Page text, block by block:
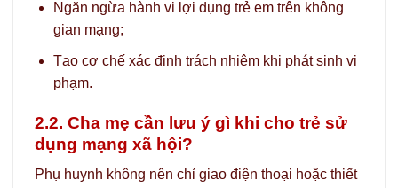
Ngăn ngừa hành vi lợi dụng trẻ em trên không
gian mạng;
Tạo cơ chế xác định trách nhiệm khi phát sinh vi
phạm.
2.2. Cha mẹ cần lưu ý gì khi cho trẻ sử
dụng mạng xã hội?
Phụ huynh không nên chỉ giao điện thoại hoặc thiết